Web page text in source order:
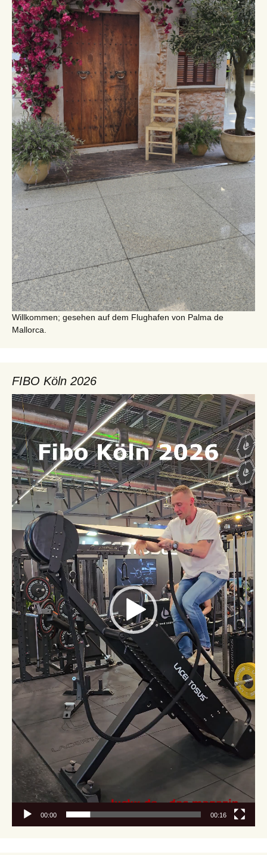
Willkommen; gesehen auf dem Flughafen von Palma de
Mallorca.
FIBO Köln 2026
Video-
Player
00:00 00:16